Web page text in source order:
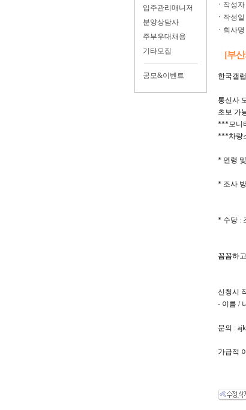
입주관리매니저
분양상담사
주부우대채용
기타모집
공모&이벤트
ㆍ 작성자
ㆍ 작성일
ㆍ 회사명
[부
한국갤
통신사
초보 가
***모니
***차량
* 연령
* 조사
* 수당 :
꼼꼼하
신청시
- 이름 /
문의 :
가급적